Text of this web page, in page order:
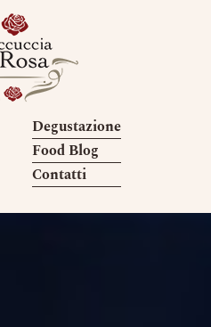
Degustazione
Food Blog
Contatti